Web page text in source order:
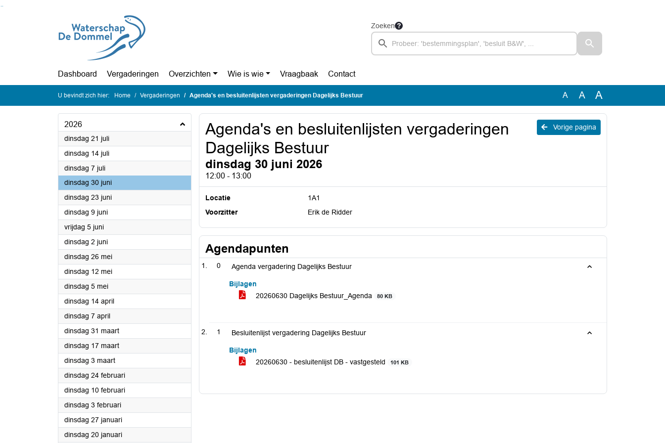
Zoeken
Dashboard Vergaderingen Overzichten Wie is wie Vraagbaak Contact
U bevindt zich hier: Home Vergaderingen Agenda's en besluitenlijsten vergaderingen Dagelijks Bestuur A A A
2026
dinsdag 21 juli2026
dinsdag 14 juli2026
dinsdag 7 juli2026
dinsdag 30 juni2026
dinsdag 23 juni2026
dinsdag 9 juni2026
vrijdag 5 juni2026
dinsdag 2 juni2026
dinsdag 26 mei2026
dinsdag 12 mei2026
dinsdag 5 mei2026
dinsdag 14 april2026
dinsdag 7 april2026
dinsdag 31 maart2026
dinsdag 17 maart2026
dinsdag 3 maart2026
dinsdag 24 februari2026
dinsdag 10 februari2026
dinsdag 3 februari2026
dinsdag 27 januari2026
dinsdag 20 januari2026
Vorige pagina
Agenda's en besluitenlijsten vergaderingen
Dagelijks Bestuur
dinsdag 30 juni 2026
12:00 - 13:00
Locatie
1A1
Voorzitter
Erik de Ridder
Agendapunten
0 Agenda vergadering Dagelijks Bestuur
Bijlagen
20260630 Dagelijks Bestuur_Agenda
80 KB
1 Besluitenlijst vergadering Dagelijks Bestuur
Bijlagen
20260630 - besluitenlijst DB - vastgesteld
101 KB